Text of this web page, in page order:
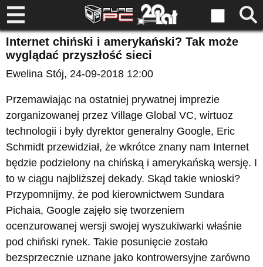
Internet chiński i amerykański? Tak może
wyglądać przyszłość sieci
Ewelina Stój, 24-09-2018 12:00
Przemawiając na ostatniej prywatnej imprezie
zorganizowanej przez Village Global VC, wirtuoz
technologii i były dyrektor generalny Google, Eric
Schmidt przewidział, że wkrótce znany nam Internet
będzie podzielony na chińską i amerykańską wersję. I
to w ciągu najbliższej dekady. Skąd takie wnioski?
Przypomnijmy, że pod kierownictwem Sundara
Pichaia, Google zajęło się tworzeniem
ocenzurowanej wersji swojej wyszukiwarki właśnie
pod chiński rynek. Takie posunięcie zostało
bezsprzecznie uznane jako kontrowersyjne zarówno